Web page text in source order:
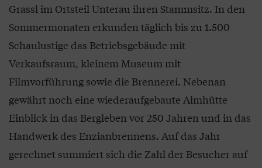
Grassl im Ortsteil Unterau ihren Stammsitz. In den
Sommermonaten erkunden täglich bis zu 1.500
Schaulustige das Betriebsgebäude mit
Verkaufsraum, kleinem Museum mit
Filmvorführung sowie die Brennerei. Nebenan
gewährt noch eine wiederaufgebaute Almhütte
Einblick in das Bergleben vor 250 Jahren und in das
Handwerk des Enzianbrennens. Auf das Jahr
gerechnet summiert sich die Zahl der Besucher auf